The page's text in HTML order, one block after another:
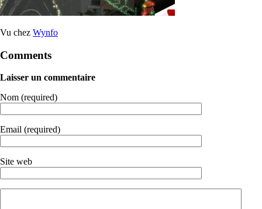
Vu chez Wynfo
Comments
Laisser un commentaire
Nom (required)
Email (required)
Site web